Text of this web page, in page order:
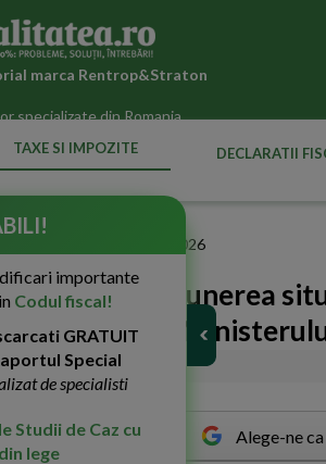
marca Rentrop&Straton
specializate din Romania
TAXE SI IMPOZITE DECLARATII
datorate statului in 2026
privind nedepunerea
ale
5312
Alege-ne
importante
in Codul fiscal!
GRATUIT
Special
de specialisti
Studii de Caz cu
lege